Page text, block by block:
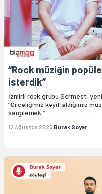
“Rock müziğin
isterdik”
İzmirli rock grubu Sermest, yeni
“Önceliğimiz keyif aldığımız
sergilemek.”
12 Ağustos 2023 Burak Soyer